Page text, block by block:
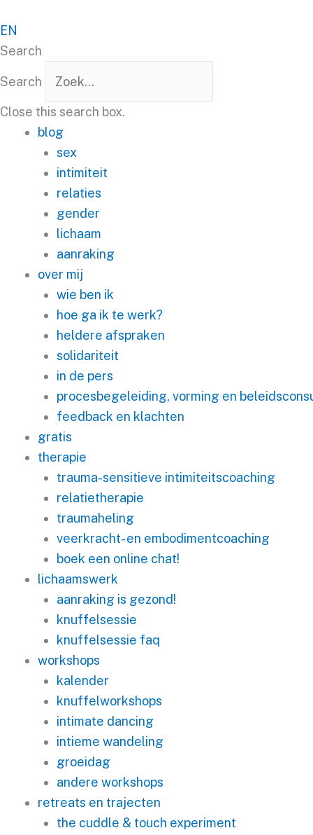
naar
de
EN
Search
Search
Close this search box.
blog
sex
intimiteit
relaties
gender
lichaam
aanraking
over mij
wie ben ik
hoe ga ik te werk?
heldere afspraken
solidariteit
in de pers
procesbegeleiding, vorming en
feedback en klachten
gratis
therapie
trauma-sensitieve intimiteitscoaching
relatietherapie
traumaheling
veerkracht- en embodimentcoaching
boek een online chat!
lichaamswerk
aanraking is gezond!
knuffelsessie
knuffelsessie faq
workshops
kalender
knuffelworkshops
intimate dancing
intieme wandeling
groeidag
andere workshops
retreats en trajecten
the cuddle & touch experiment